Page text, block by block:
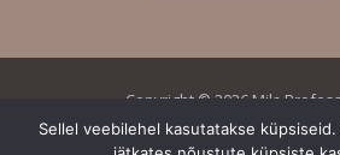
Copyright © 2026 Mila
Sellel veebilehel kasutatakse